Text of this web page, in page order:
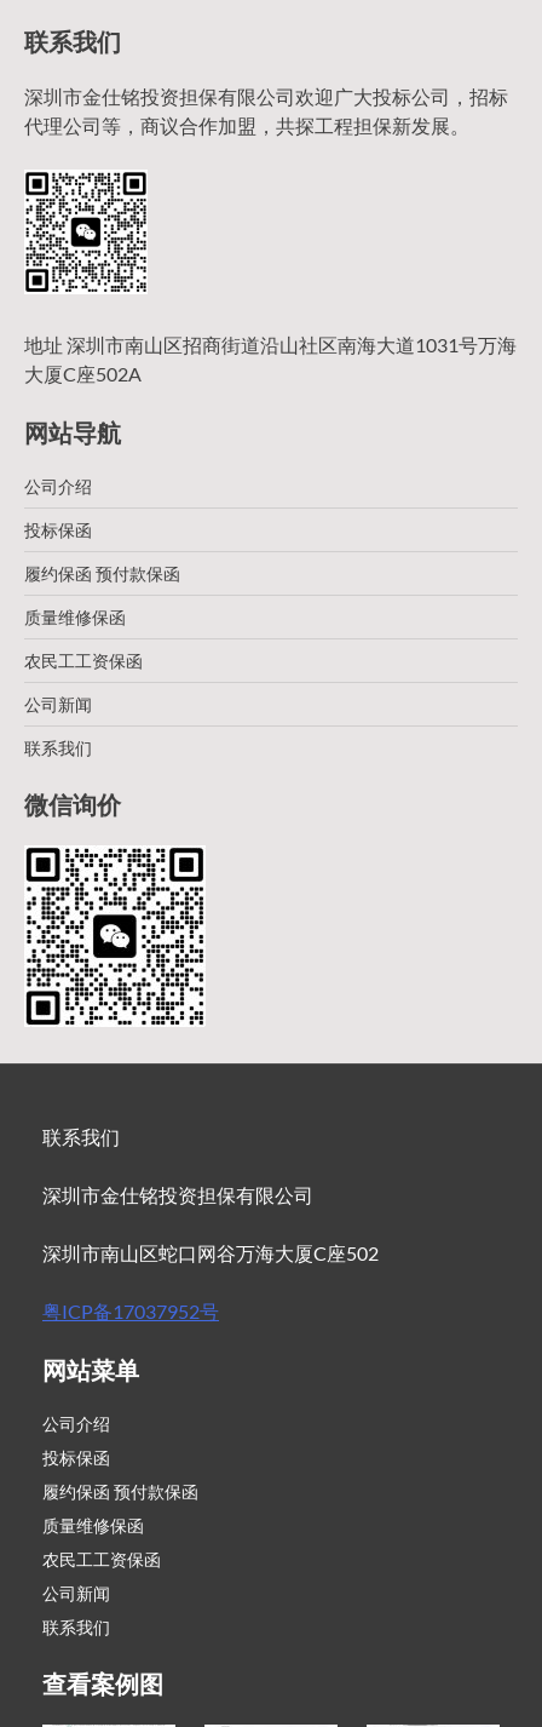
联系我们
深圳市金仕铭投资担保有限公司欢迎广大投标公司，招标
代理公司等，商议合作加盟，共探工程担保新发展。
地址 深圳市南山区招商街道沿山社区南海大道1031号万海
大厦C座502A
网站导航
公司介绍
投标保函
履约保函 预付款保函
质量维修保函
农民工工资保函
公司新闻
联系我们
微信询价
联系我们
深圳市金仕铭投资担保有限公司
深圳市南山区蛇口网谷万海大厦C座502
粤ICP备17037952号
网站菜单
公司介绍
投标保函
履约保函 预付款保函
质量维修保函
农民工工资保函
公司新闻
联系我们
查看案例图